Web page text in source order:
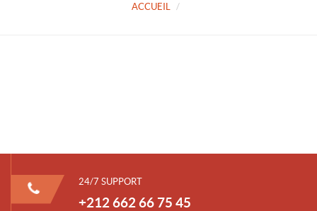
ACCUEIL
24/7 SUPPORT
+212 662 66 75 45